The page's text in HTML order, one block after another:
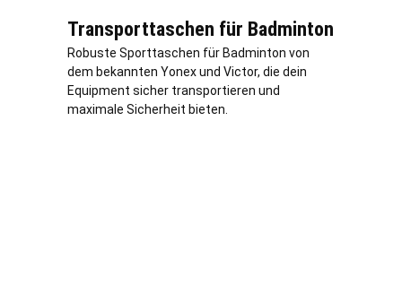
Transporttaschen für Badminton
Robuste Sporttaschen für Badminton von
dem bekannten Yonex und Victor, die dein
Equipment sicher transportieren und
maximale Sicherheit bieten.